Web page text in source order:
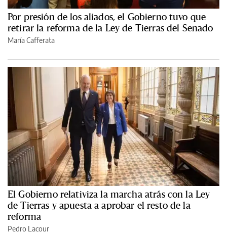
Por presión de los aliados, el Gobierno tuvo que
retirar la reforma de la Ley de Tierras del Senado
María Cafferata
El Gobierno relativiza la marcha atrás con la Ley
de Tierras y apuesta a aprobar el resto de la
reforma
Pedro Lacour